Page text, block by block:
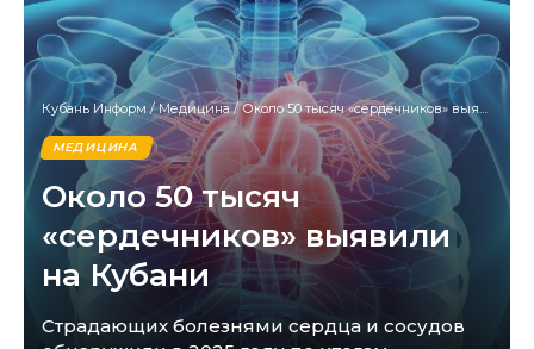
Кубань Информ/Медицина/Около 50 тысяч «сердечников» выявили на Кубани
МЕДИЦИНА
Около 50 тысяч
«сердечников» выявили
на Кубани
Страдающих болезнями сердца и сосудов